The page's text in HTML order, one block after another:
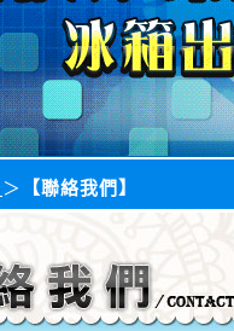
＞ 【聯絡我們】